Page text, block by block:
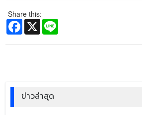
Share this:
Facebook
X
ข่าวล่าสุด